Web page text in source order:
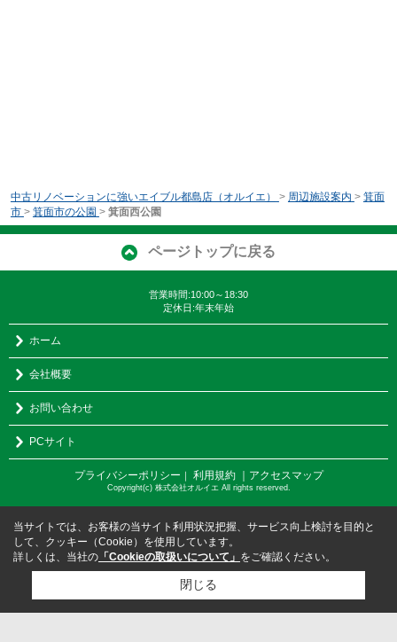
中古リノベーションに強いエイブル都島店（オルイエ） > 周辺施設案内 > 箕面
市 > 箕面市の公園 > 箕面西公園
ページトップに戻る
営業時間:10:00～18:30
定休日:年末年始
ホーム
会社概要
お問い合わせ
PCサイト
プライバシーポリシー ｜ 利用規約 ｜アクセスマップ
Copyright(c) 株式会社オルイエ All rights reserved.
当サイトでは、お客様の当サイト利用状況把握、サービス向上検討を目的と
して、クッキー（Cookie）を使用しています。
詳しくは、当社の 「Cookieの取扱いについて」 をご確認ください。
閉じる